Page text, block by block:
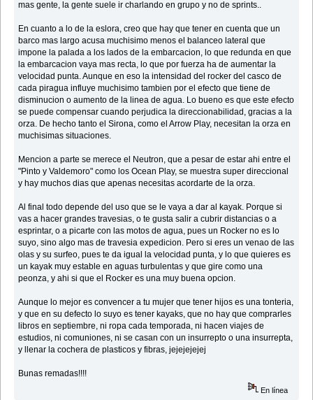
mas gente, la gente suele ir charlando en grupo y no de sprints..
En cuanto a lo de la eslora, creo que hay que tener en cuenta que un
barco mas largo acusa muchisimo menos el balanceo lateral que
impone la palada a los lados de la embarcacion, lo que redunda en que
la embarcacion vaya mas recta, lo que por fuerza ha de aumentar la
velocidad punta. Aunque en eso la intensidad del rocker del casco de
cada piragua influye muchisimo tambien por el efecto que tiene de
disminucion o aumento de la linea de agua. Lo bueno es que este efecto
se puede compensar cuando perjudica la direccionabilidad, gracias a la
orza. De hecho tanto el Sirona, como el Arrow Play, necesitan la orza en
muchisimas situaciones.
Mencion a parte se merece el Neutron, que a pesar de estar ahi entre el
"Pinto y Valdemoro" como los Ocean Play, se muestra super direccional
y hay muchos dias que apenas necesitas acordarte de la orza.
Al final todo depende del uso que se le vaya a dar al kayak. Porque si
vas a hacer grandes travesias, o te gusta salir a cubrir distancias o a
esprintar, o a picarte con las motos de agua, pues un Rocker no es lo
suyo, sino algo mas de travesia expedicion. Pero si eres un venao de las
olas y su surfeo, pues te da igual la velocidad punta, y lo que quieres es
un kayak muy estable en aguas turbulentas y que gire como una
peonza, y ahi si que el Rocker es una muy buena opcion.
Aunque lo mejor es convencer a tu mujer que tener hijos es una tonteria,
y que en su defecto lo suyo es tener kayaks, que no hay que comprarles
libros en septiembre, ni ropa cada temporada, ni hacen viajes de
estudios, ni comuniones, ni se casan con un insurrepto o una insurrepta,
y llenar la cochera de plasticos y fibras, jejejejejej
Bunas remadas!!!!
En línea